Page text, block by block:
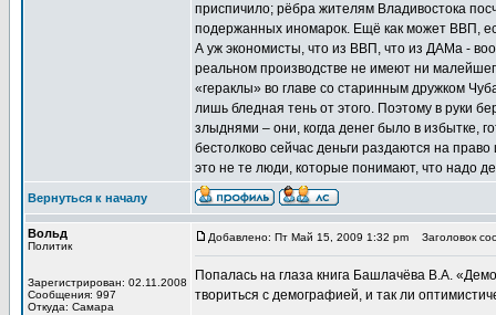
приспичило; рёбра жителям Владивостока
подержанных иномарок. Ещё как может ВВП,
А уж экономисты, что из ВВП, что из ДАМа -
реальном производстве не имеют ни
«гераклы» во главе со старинным дружком
лишь бледная тень от этого. Поэтому в руки
злыднями – они, когда денег было в избытке,
бестолково сейчас деньги раздаются на
это не те люди, которые понимают, что надо
Вернуться к началу
Вольд
Политик
Зарегистрирован: 02.11.2008
Сообщения: 997
Откуда: Самара
Добавлено: Пт Май 15, 2009 1:32 pm Заголовок
Попалась на глаза книга Башлачёва В.А.
твориться с демографией, и так ли